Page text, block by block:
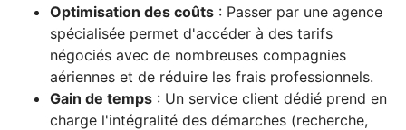
Optimisation des coûts : Passer par une agence
spécialisée permet d'accéder à des tarifs
négociés avec de nombreuses compagnies
aériennes et de réduire les frais professionnels.
Gain de temps : Un service client dédié prend en
charge l'intégralité des démarches (recherche,